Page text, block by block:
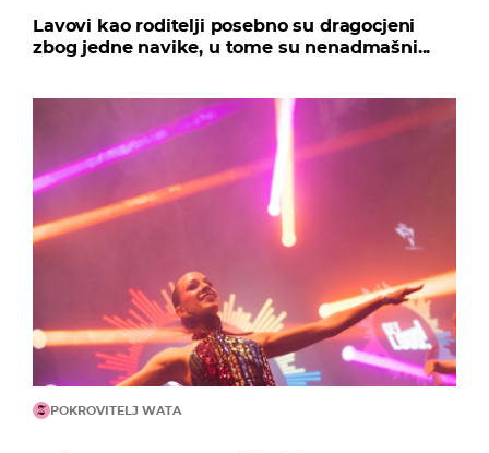
Lavovi kao roditelji posebno su dragocjeni
zbog jedne navike, u tome su nenadmašni...
POKROVITELJ WATA